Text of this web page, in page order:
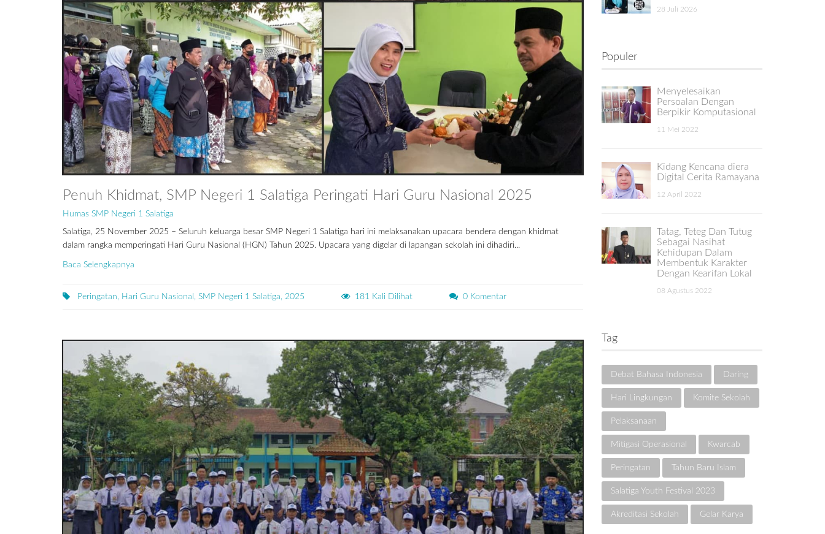
Penuh Khidmat, SMP Negeri 1 Salatiga Peringati Hari Guru Nasional 2025
Humas SMP Negeri 1 Salatiga
Salatiga, 25 November 2025 – Seluruh keluarga besar SMP Negeri 1 Salatiga hari ini melaksanakan upacara bendera dengan khidmat
dalam rangka memperingati Hari Guru Nasional (HGN) Tahun 2025. Upacara yang digelar di lapangan sekolah ini dihadiri...
Baca Selengkapnya
Peringatan, Hari Guru Nasional, SMP Negeri 1 Salatiga, 2025 181 Kali Dilihat 0 Komentar
28 Juli 2026
Populer
Menyelesaikan
Persoalan Dengan
Berpikir Komputasional
11 Mei 2022
Kidang Kencana diera
Digital Cerita Ramayana
12 April 2022
Tatag, Teteg Dan Tutug
Sebagai Nasihat
Kehidupan Dalam
Membentuk Karakter
Dengan Kearifan Lokal
08 Agustus 2022
Tag
Debat Bahasa Indonesia Daring
Hari Lingkungan Komite Sekolah
Pelaksanaan
Mitigasi Operasional Kwarcab
Peringatan Tahun Baru Islam
Salatiga Youth Festival 2023
Akreditasi Sekolah Gelar Karya